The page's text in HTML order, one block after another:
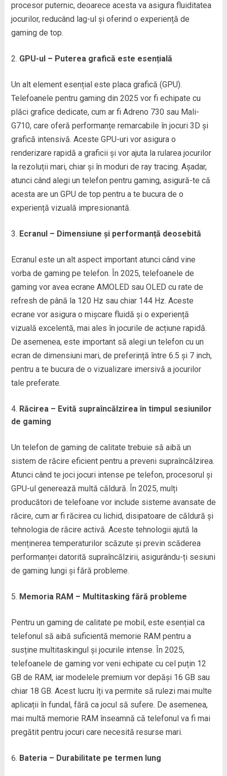
procesor puternic, deoarece acesta va asigura fluiditatea
jocurilor, reducând lag-ul și oferind o experiență de
gaming de top.
GPU-ul – Puterea grafică este esențială
Un alt element esențial este placa grafică (GPU).
Telefoanele pentru gaming din 2025 vor fi echipate cu
plăci grafice dedicate, cum ar fi Adreno 730 sau Mali-
G710, care oferă performanțe remarcabile în jocuri 3D și
grafică intensivă. Aceste GPU-uri vor asigura o
renderizare rapidă a graficii și vor ajuta la rularea jocurilor
la rezoluții mari, chiar și în moduri de ray tracing. Așadar,
atunci când alegi un telefon pentru gaming, asigură-te că
acesta are un GPU de top pentru a te bucura de o
experiență vizuală impresionantă.
Ecranul – Dimensiune și performanță deosebită
Ecranul este un alt aspect important atunci când vine
vorba de gaming pe telefon. În 2025, telefoanele de
gaming vor avea ecrane AMOLED sau OLED cu rate de
refresh de până la 120 Hz sau chiar 144 Hz. Aceste
ecrane vor asigura o mișcare fluidă și o experiență
vizuală excelentă, mai ales în jocurile de acțiune rapidă.
De asemenea, este important să alegi un telefon cu un
ecran de dimensiuni mari, de preferință între 6.5 și 7 inch,
pentru a te bucura de o vizualizare imersivă a jocurilor
tale preferate.
Răcirea – Evită supraîncălzirea în timpul sesiunilor
de gaming
Un telefon de gaming de calitate trebuie să aibă un
sistem de răcire eficient pentru a preveni supraîncălzirea.
Atunci când te joci jocuri intense pe telefon, procesorul și
GPU-ul generează multă căldură. În 2025, mulți
producători de telefoane vor include sisteme avansate de
răcire, cum ar fi răcirea cu lichid, disipatoare de căldură și
tehnologia de răcire activă. Aceste tehnologii ajută la
menținerea temperaturilor scăzute și previn scăderea
performanței datorită supraîncălzirii, asigurându-ți sesiuni
de gaming lungi și fără probleme.
Memoria RAM – Multitasking fără probleme
Pentru un gaming de calitate pe mobil, este esențial ca
telefonul să aibă suficientă memorie RAM pentru a
susține multitaskingul și jocurile intense. În 2025,
telefoanele de gaming vor veni echipate cu cel puțin 12
GB de RAM, iar modelele premium vor depăși 16 GB sau
chiar 18 GB. Acest lucru îți va permite să rulezi mai multe
aplicații în fundal, fără ca jocul să sufere. De asemenea,
mai multă memorie RAM înseamnă că telefonul va fi mai
pregătit pentru jocuri care necesită resurse mari.
Bateria – Durabilitate pe termen lung